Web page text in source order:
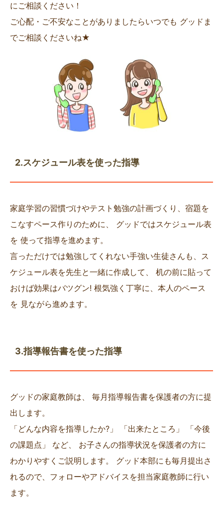
にご相談ください！
ご心配・ご不安なことがありましたらいつでも グッドま
でご相談くださいね★
2.スケジュール表を使った指導
家庭学習の習慣づけやテスト勉強の計画づくり、宿題を
こなすペース作りのために、 グッドではスケジュール表
を 使って指導を進めます。
言っただけでは勉強してくれない手強い生徒さんも、ス
ケジュール表を先生と一緒に作成して、 机の前に貼って
おけば効果はバツグン! 根気強く丁寧に、本人のペース
を 見ながら進めます。
3.指導報告書を使った指導
グッドの家庭教師は、 毎月指導報告書を保護者の方に提
出します。
「どんな内容を指導したか?」 「出来たところ」 「今後
の課題点」 など、 お子さんの指導状況を保護者の方に
わかりやすくご説明します。 グッド本部にも毎月提出さ
れるので、フォローやアドバイスを担当家庭教師に行い
ます。